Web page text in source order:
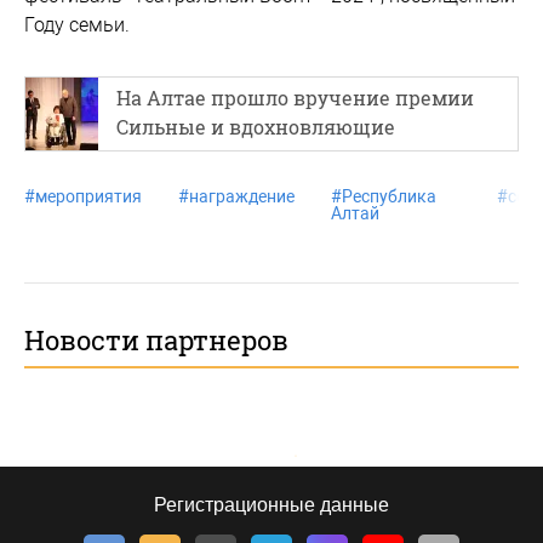
Году семьи.
На Алтае прошло вручение премии
Сильные и вдохновляющие
#мероприятия #награждение #Республика
Алтай
#
Новости партнеров
Регистрационные данные